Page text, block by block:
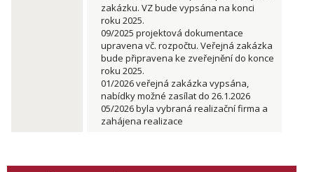
zakázku. VZ bude vypsána na konci
roku 2025.
09/2025 projektová dokumentace
upravena vč. rozpočtu. Veřejná zakázka
bude připravena ke zveřejnění do konce
roku 2025.
01/2026 veřejná zakázka vypsána,
nabídky možné zasílat do 26.1.2026
05/2026 byla vybraná realizační firma a
zahájena realizace